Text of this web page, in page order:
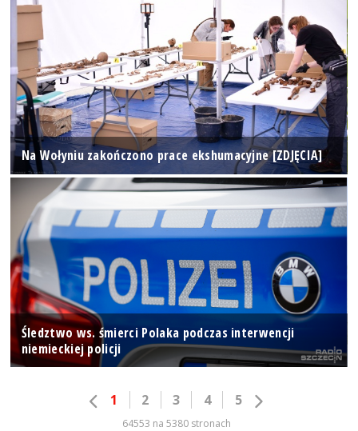
Na Wołyniu zakończono prace ekshumacyjne [ZDJĘCIA]
Śledztwo ws. śmierci Polaka podczas interwencji
niemieckiej policji
1 2 3 4 5
64553 na 5380 stronach